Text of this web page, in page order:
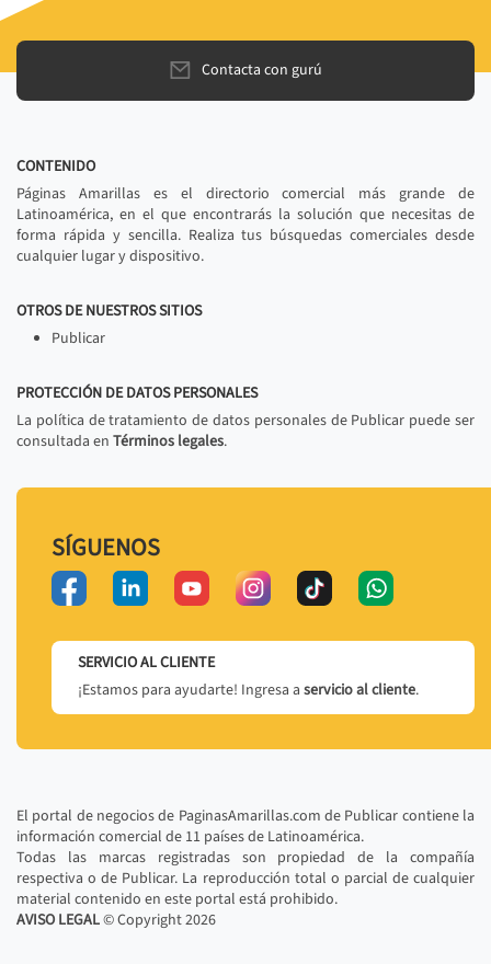
Contacta con gurú
CONTENIDO
Páginas Amarillas es el directorio comercial más grande de
Latinoamérica, en el que encontrarás la solución que necesitas de
forma rápida y sencilla. Realiza tus búsquedas comerciales desde
cualquier lugar y dispositivo.
OTROS DE NUESTROS SITIOS
Publicar
PROTECCIÓN DE DATOS PERSONALES
La política de tratamiento de datos personales de Publicar puede ser
consultada en Términos legales.
SÍGUENOS
SERVICIO AL CLIENTE
¡Estamos para ayudarte! Ingresa a servicio al cliente.
El portal de negocios de PaginasAmarillas.com de Publicar contiene la
información comercial de 11 países de Latinoamérica.
Todas las marcas registradas son propiedad de la compañía
respectiva o de Publicar. La reproducción total o parcial de cualquier
material contenido en este portal está prohibido.
AVISO LEGAL© Copyright2026